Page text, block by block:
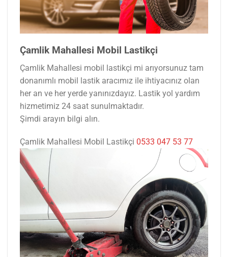
Çamlik Mahallesi Mobil Lastikçi
Çamlik Mahallesi mobil lastikçi mi arıyorsunuz tam
donanımlı mobil lastik aracımız ile ihtiyacınız olan
her an ve her yerde yanınızdayız. Lastik yol yardım
hizmetimiz 24 saat sunulmaktadır.
Şimdi arayın bilgi alın.
Çamlik Mahallesi Mobil Lastikçi 0533 047 53 77